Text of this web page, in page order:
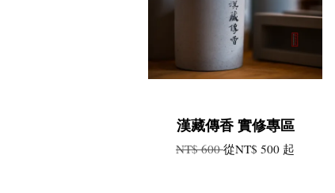
漢藏傳香 實修專區
NT$ 600從NT$ 500 起